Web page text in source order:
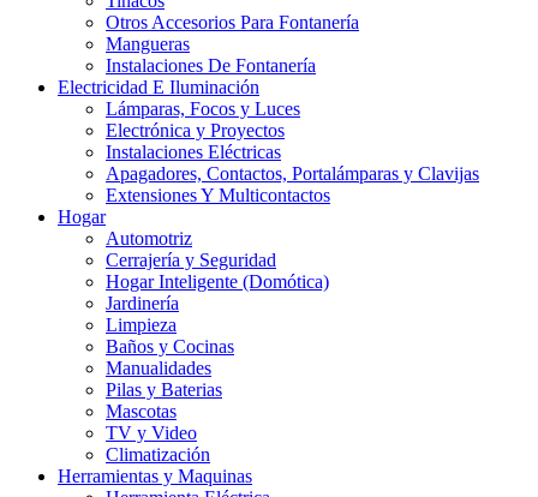
Otros Accesorios Para Fontanería
Mangueras
Instalaciones De Fontanería
Electricidad E Iluminación
Lámparas, Focos y Luces
Electrónica y Proyectos
Instalaciones Eléctricas
Apagadores, Contactos, Portalámparas y Clavijas
Extensiones Y Multicontactos
Hogar
Automotriz
Cerrajería y Seguridad
Hogar Inteligente (Domótica)
Jardinería
Limpieza
Baños y Cocinas
Manualidades
Pilas y Baterias
Mascotas
TV y Video
Climatización
Herramientas y Maquinas